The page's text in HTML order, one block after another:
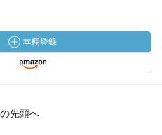
先頭へ